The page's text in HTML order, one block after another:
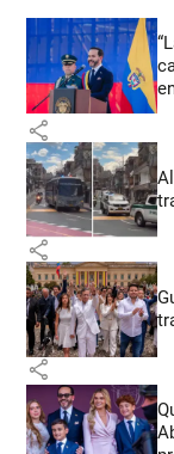
share
share
share